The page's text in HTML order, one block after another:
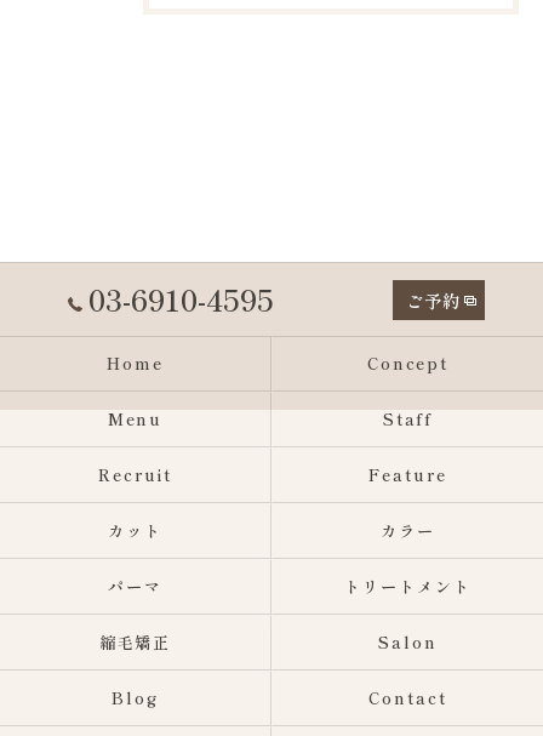
03-6910-4595 ご予約
Home Concept
Menu Staff
Recruit Feature
カット カラー
パーマ トリートメント
縮毛矯正 Salon
Blog Contact